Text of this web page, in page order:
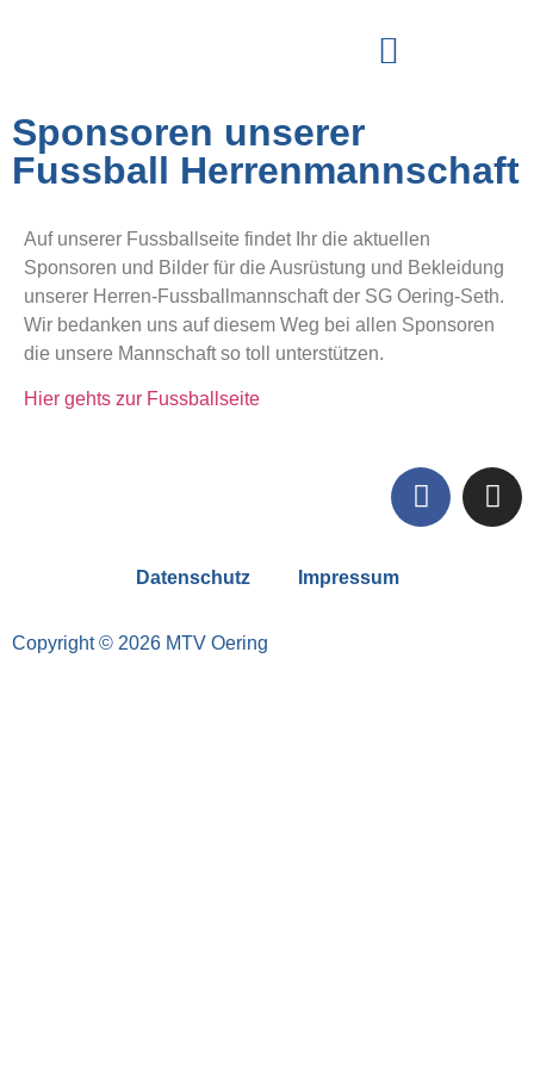
Sponsoren unserer
Fussball Herrenmannschaft
Auf unserer Fussballseite findet Ihr die aktuellen
Sponsoren und Bilder für die Ausrüstung und Bekleidung
unserer Herren-Fussballmannschaft der SG Oering-Seth.
Wir bedanken uns auf diesem Weg bei allen Sponsoren
die unsere Mannschaft so toll unterstützen.
Hier gehts zur Fussballseite
Copyright © 2026 MTV Oering
Datenschutz Impressum